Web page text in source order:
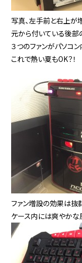
写真、左手前と右上が
元から付いている後部
３つのファンがパソコ
これで熱い夏もOK？！
ファン増設の効果は抜群
ケース内には爽やかな